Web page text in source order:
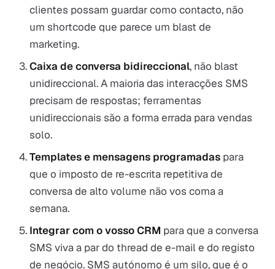
clientes possam guardar como contacto, não
um shortcode que parece um blast de
marketing.
Caixa de conversa bidireccional, não blast
unidireccional. A maioria das interacções SMS
precisam de respostas; ferramentas
unidireccionais são a forma errada para vendas
solo.
Templates e mensagens programadas para
que o imposto de re-escrita repetitiva de
conversa de alto volume não vos coma a
semana.
Integrar com o vosso CRM para que a conversa
SMS viva a par do thread de e-mail e do registo
de negócio. SMS autónomo é um silo, que é o